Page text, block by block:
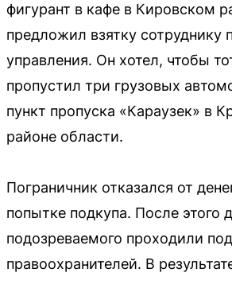
фигурант в кафе в Кировском
предложил взятку сотруднику
управления. Он хотел, чтобы
пропустил три грузовых
пункт пропуска «Караузек» в
районе области.
Пограничник отказался от
попытке подкупа. После этого
подозреваемого проходили
правоохранителей. В